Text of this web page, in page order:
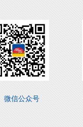
微信公众号